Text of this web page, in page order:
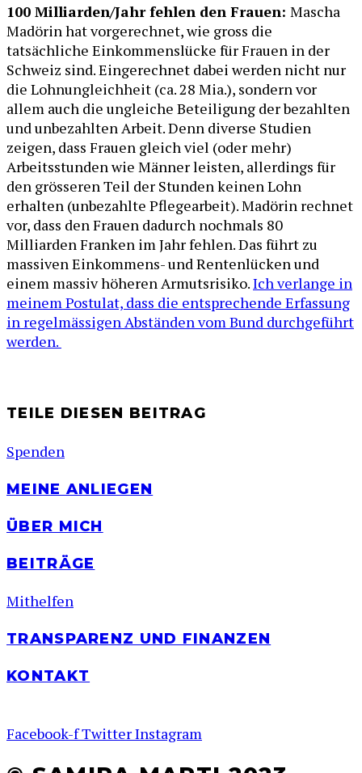
100 Milliarden/Jahr fehlen den Frauen: Mascha
Madörin hat vorgerechnet, wie gross die
tatsächliche Einkommenslücke für Frauen in der
Schweiz sind. Eingerechnet dabei werden nicht nur
die Lohnungleichheit (ca. 28 Mia.), sondern vor
allem auch die ungleiche Beteiligung der bezahlten
und unbezahlten Arbeit. Denn diverse Studien
zeigen, dass Frauen gleich viel (oder mehr)
Arbeitsstunden wie Männer leisten, allerdings für
den grösseren Teil der Stunden keinen Lohn
erhalten (unbezahlte Pflegearbeit). Madörin rechnet
vor, dass den Frauen dadurch nochmals 80
Milliarden Franken im Jahr fehlen. Das führt zu
massiven Einkommens- und Rentenlücken und
einem massiv höheren Armutsrisiko.Ich verlange in
meinem Postulat, dass die entsprechende Erfassung
in regelmässigen Abständen vom Bund durchgeführt
werden.
TEILE DIESEN BEITRAG
Spenden
MEINE ANLIEGEN
ÜBER MICH
BEITRÄGE
Mithelfen
TRANSPARENZ UND FINANZEN
KONTAKT
Facebook-fTwitterInstagram